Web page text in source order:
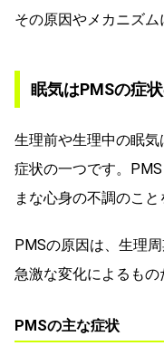
その原因やメカニズム
眠気はPMSの症
生理前や生理中の眠
症状の一つです。
まな心身の不調のこと
PMSの原因は、生理
急激な変化によるもの
PMSの主な症状